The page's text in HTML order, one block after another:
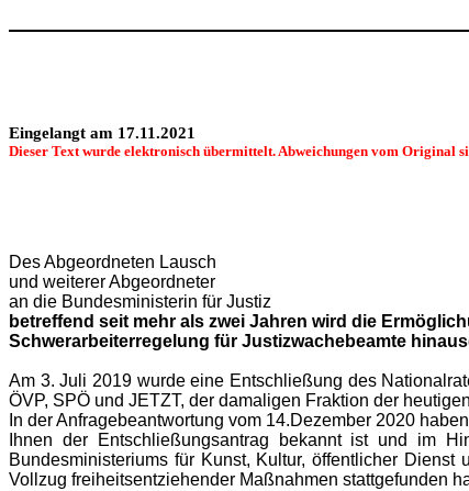
Eingelangt am 17.11.2021
Dieser Text wurde elektronisch übermittelt. Abweichungen vom Original
Des Abgeordneten Lausch
und weiterer Abgeordneter
an die Bundesministerin für Justiz
betreffend seit mehr als zwei Jahren wird die
Schwerarbeiterregelung für Justizwachebeamte
Am 3. Juli 2019 wurde eine Entschließung des
ÖVP, SPÖ und JETZT, der damaligen Fraktion der
In der Anfragebeantwortung vom 14.Dezember 2020
Ihnen der Entschließungsantrag bekannt ist und im
Bundesministeriums für Kunst, Kultur, öffentlicher
Vollzug freiheitsentziehender Maßnahmen stattgefunden